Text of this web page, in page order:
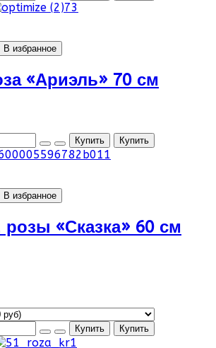
В избранное
«Ариэль» 70 см
В избранное
розы «Сказка» 60 см